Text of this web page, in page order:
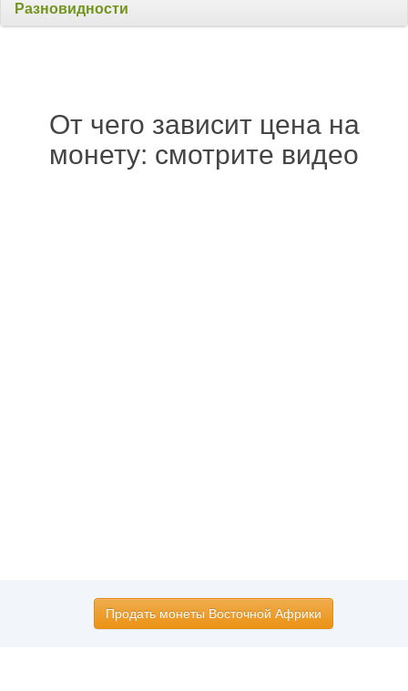
Разновидности
От чего зависит цена на
монету: смотрите видео
Продать монеты Восточной Африки